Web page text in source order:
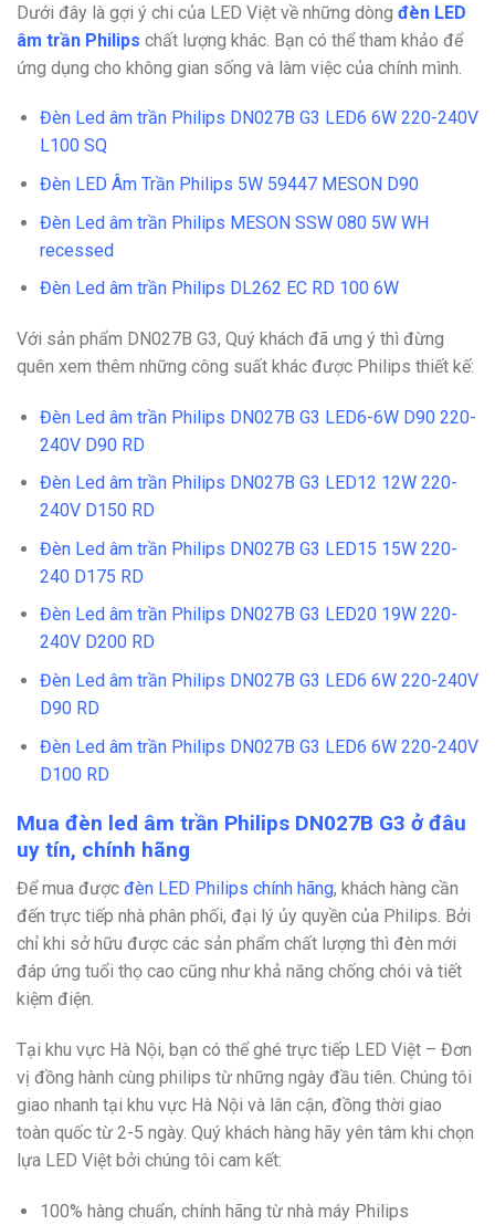
Dưới đây là gợi ý chi của LED Việt về những dòng đèn LED
âm trần Philips chất lượng khác. Bạn có thể tham khảo để
ứng dụng cho không gian sống và làm việc của chính mình.
Đèn Led âm trần Philips DN027B G3 LED6 6W 220-240V
L100 SQ
Đèn LED Âm Trần Philips 5W 59447 MESON D90
Đèn Led âm trần Philips MESON SSW 080 5W WH
recessed
Đèn Led âm trần Philips DL262 EC RD 100 6W
Với sản phẩm DN027B G3, Quý khách đã ưng ý thì đừng
quên xem thêm những công suất khác được Philips thiết kế:
Đèn Led âm trần Philips DN027B G3 LED6-6W D90220-
240V D90 RD
Đèn Led âm trần Philips DN027B G3 LED12 12W 220-
240V D150 RD
Đèn Led âm trần Philips DN027B G3 LED15 15W 220-
240 D175 RD
Đèn Led âm trần Philips DN027B G3 LED20 19W 220-
240V D200 RD
Đèn Led âm trần Philips DN027B G3 LED6 6W 220-240V
D90 RD
Đèn Led âm trần Philips DN027B G3 LED6 6W 220-240V
D100 RD
Mua đèn led âm trần Philips DN027B G3 ở đâu
uy tín, chính hãng
Để mua được đèn LED Philips chính hãng, khách hàng cần
đến trực tiếp nhà phân phối, đại lý ủy quyền của Philips. Bởi
chỉ khi sở hữu được các sản phẩm chất lượng thì đèn mới
đáp ứng tuổi thọ cao cũng như khả năng chống chói và tiết
kiệm điện.
Tại khu vực Hà Nội, bạn có thể ghé trực tiếp LED Việt – Đơn
vị đồng hành cùng philips từ những ngày đầu tiên. Chúng tôi
giao nhanh tại khu vực Hà Nội và lân cận, đồng thời giao
toàn quốc từ 2-5 ngày. Quý khách hàng hãy yên tâm khi chọn
lựa LED Việt bởi chúng tôi cam kết:
100% hàng chuẩn, chính hãng từ nhà máy Philips